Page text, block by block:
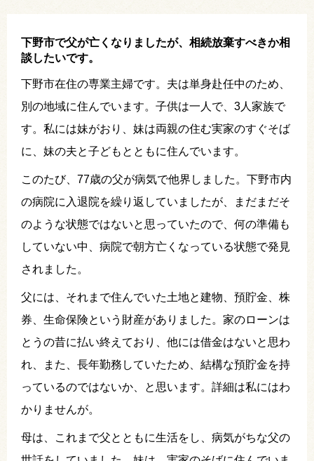
下野市で父が亡くなりましたが、相続放棄すべきか相
談したいです。
下野市在住の専業主婦です。夫は単身赴任中のため、
別の地域に住んでいます。子供は一人で、3人家族で
す。私には妹がおり、妹は両親の住む実家のすぐそば
に、妹の夫と子どもとともに住んでいます。
このたび、77歳の父が病気で他界しました。下野市内
の病院に入退院を繰り返していましたが、まだまだそ
のような状態ではないと思っていたので、何の準備も
していない中、病院で朝方亡くなっている状態で発見
されました。
父には、それまで住んでいた土地と建物、預貯金、株
券、生命保険という財産がありました。家のローンは
とうの昔に払い終えており、他には借金はないと思わ
れ、また、長年勤務していたため、結構な預貯金を持
っているのではないか、と思います。詳細は私にはわ
かりませんが。
母は、これまで父とともに生活をし、病気がちな父の